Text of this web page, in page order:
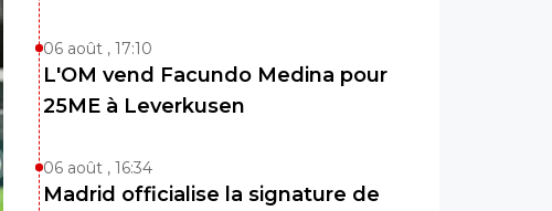
06 août , 17:10
L'OM vend Facundo Medina pour
25ME à Leverkusen
06 août , 16:34
Madrid officialise la signature de